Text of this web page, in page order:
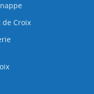
de Croix